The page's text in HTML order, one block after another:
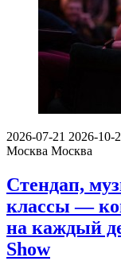
2026-07-21 2026-10-
Москва Москва
Стендап,
классы —
на каждый
Show